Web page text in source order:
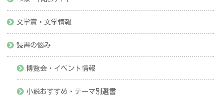
文学賞・文学情報
読書の悩み
博覧会・イベント情報
小説おすすめ・テーマ別選書